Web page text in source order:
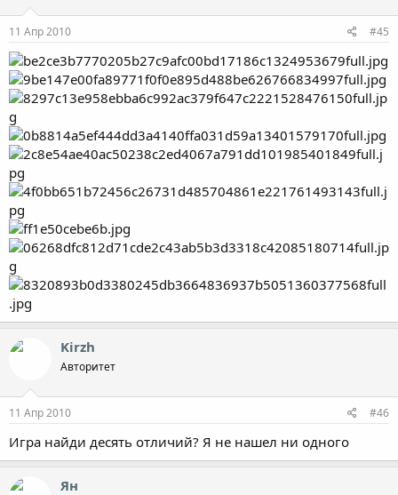
11 Апр 2010 #45
Kirzh
Авторитет
11 Апр 2010 #46
Игра найди десять отличий? Я не нашел ни одного
Ян